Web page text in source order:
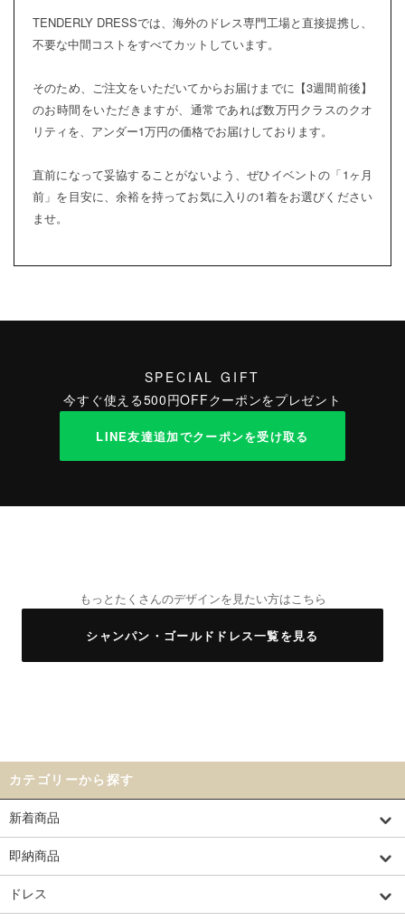
TENDERLY DRESSでは、海外のドレス専門工場と直接提携し、
不要な中間コストをすべてカットしています。
そのため、ご注文をいただいてからお届けまでに【3週間前後】
のお時間をいただきますが、通常であれば数万円クラスのクオ
リティを、アンダー1万円の価格でお届けしております。
直前になって妥協することがないよう、ぜひイベントの「1ヶ月
前」を目安に、余裕を持ってお気に入りの1着をお選びください
ませ。
SPECIAL GIFT
今すぐ使える500円OFFクーポンをプレゼント
LINE友達追加でクーポンを受け取る
もっとたくさんのデザインを見たい方はこちら
シャンパン・ゴールドドレス一覧を見る
カテゴリーから探す
新着商品
即納商品
ドレス